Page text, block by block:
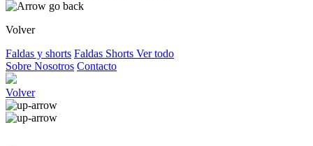
Volver
Faldas y shorts Faldas Shorts Ver todo
Sobre Nosotros Contacto
Volver